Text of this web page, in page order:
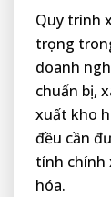
Quy trình
trọng
doanh
chuẩn bị,
xuất kho
đều cần
tính chính
hóa.